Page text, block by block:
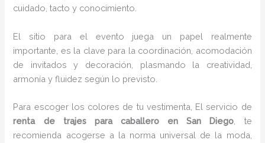
cuidado, tacto y conocimiento.
El sitio para el evento juega un papel realmente
importante, es la clave para la coordinación, acomodación
de invitados y decoración, plasmando la creatividad,
armonía y fluidez según lo previsto.
Para escoger los colores de tu vestimenta, El servicio de
renta de trajes para caballero en San Diego , te
recomienda acogerse a la norma universal de la moda,